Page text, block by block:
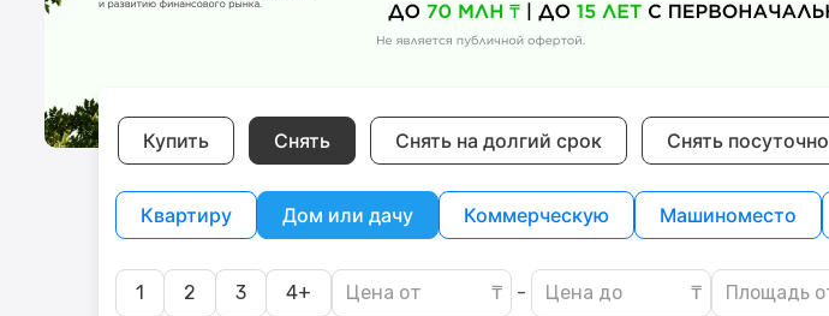
Купить Снять Снять на долгий срок Снять посуточно
Квартиру Дом или дачу Коммерческую Машиноместо
1 2 3 4+ -